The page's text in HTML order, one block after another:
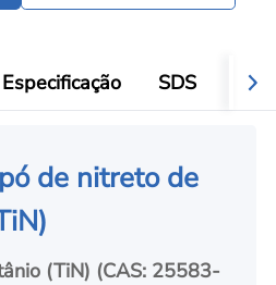
Especificação SDS
de nitreto de
(TiN) (CAS: 25583-